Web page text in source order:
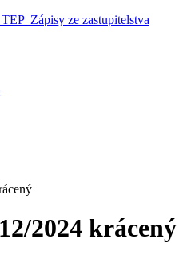
Zápisy ze zastupitelstva
2024 krácený